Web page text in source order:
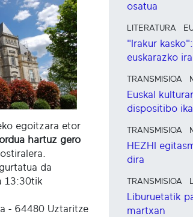
egoitzara etor
hartuz gero
da
13:30tik
- 64480 Uztaritze
osatua
LITERATURA
"Irakur
euskarazko
TRANSMISIOA
Euskal
dispositibo
TRANSMISIOA
HEZHI
dira
TRANSMISIOA
Liburuetatik
martxan